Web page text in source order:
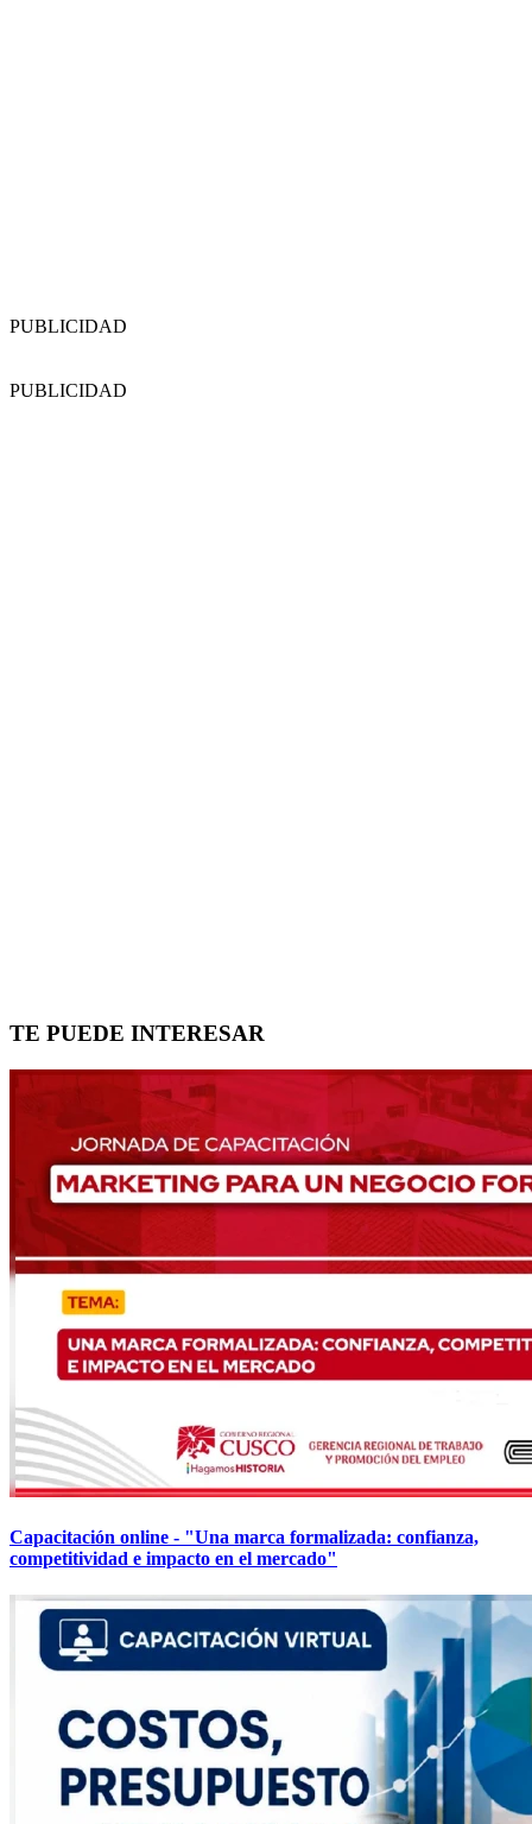
PUBLICIDAD
PUBLICIDAD
TE PUEDE INTERESAR
Capacitación online - "Una marca formalizada: confianza,
competitividad e impacto en el mercado"